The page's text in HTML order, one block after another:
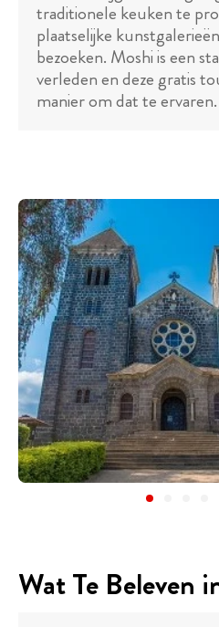
traditionele keuken te
plaatselijke
bezoeken. Moshi is een
verleden en deze gratis
manier om dat te ervaren.
Wat Te Beleven